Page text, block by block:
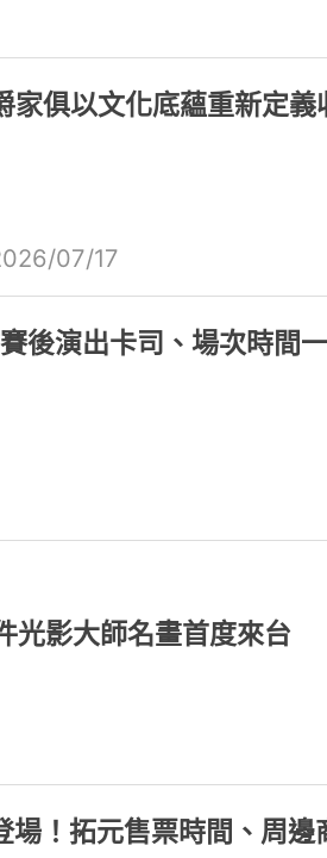
家俱以文化底蘊重新定義
07/17
後演出卡司、場次時間一
影大師名畫首度來台
！拓元售票時間、周邊